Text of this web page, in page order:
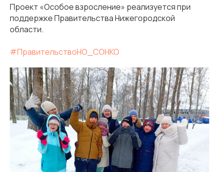
Проект «Особое взросление» реализуется при
поддержке Правительства Нижегородской
области.
#ПравительствоНО_СОНКО